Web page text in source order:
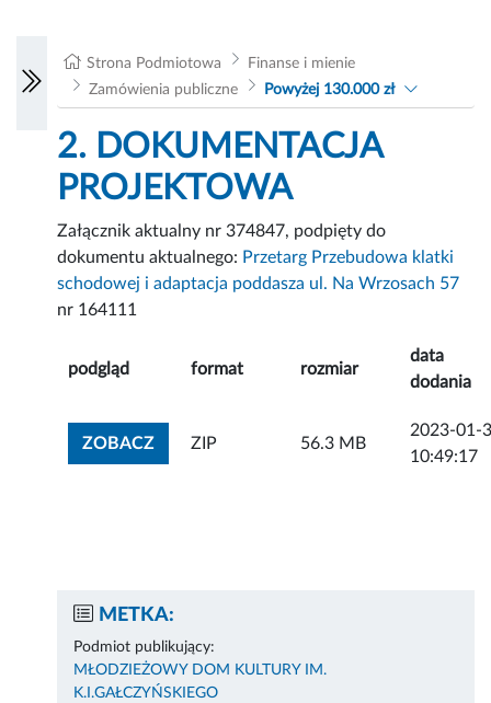
Strona Podmiotowa
Finanse i mienie
Zamówienia publiczne
Powyżej 130.000 zł
2. DOKUMENTACJA
PROJEKTOWA
Załącznik aktualny nr 374847, podpięty do
dokumentu aktualnego: Przetarg Przebudowa klatki
schodowej i adaptacja poddasza ul. Na Wrzosach 57
nr 164111
podgląd format rozmiar
data
dodania
ZOBACZZOBACZ ZAŁĄCZNIK
ZIP 56.3 MB
2023-01-
10:49:17
METKA:
Podmiot publikujący:
MŁODZIEŻOWY DOM KULTURY IM.
K.I.GAŁCZYŃSKIEGO